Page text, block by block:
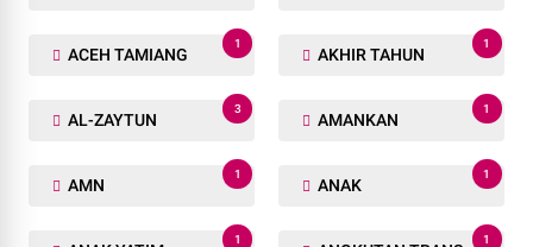
ACEH TAMIANG
1
AKHIR TAHUN
1
AL-ZAYTUN
3
AMANKAN
1
AMN
1
ANAK
1
1 1